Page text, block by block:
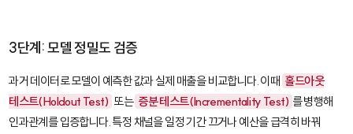
3단계: 모델 정밀도 검증
과거 데이터로 모델이 예측한 값과 실제 매출을 비교합니다. 이때 홀드아웃
테스트(Holdout Test) 또는 증분 테스트(Incrementality Test) 를 병행해
인과관계를 입증합니다. 특정 채널을 일정 기간 끄거나 예산을 급격히 바꿔